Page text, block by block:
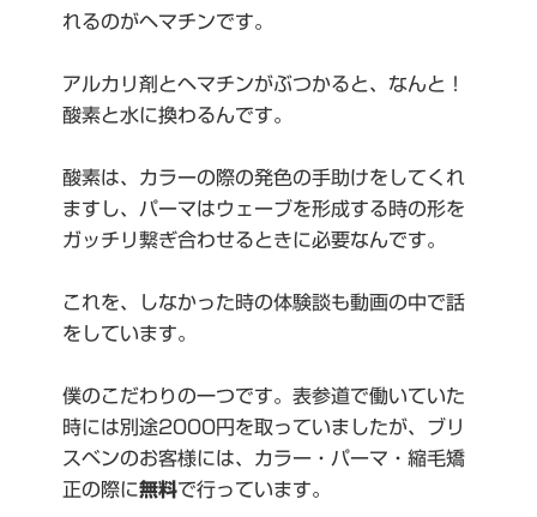
れるのがヘマチンです。
アルカリ剤とヘマチンがぶつかると、なんと！
酸素と水に換わるんです。
酸素は、カラーの際の発色の手助けをしてくれ
ますし、パーマはウェーブを形成する時の形を
ガッチリ繋ぎ合わせるときに必要なんです。
これを、しなかった時の体験談も動画の中で話
をしています。
僕のこだわりの一つです。表参道で働いていた
時には別途2000円を取っていましたが、ブリ
スベンのお客様には、カラー・パーマ・縮毛矯
正の際に無料で行っています。